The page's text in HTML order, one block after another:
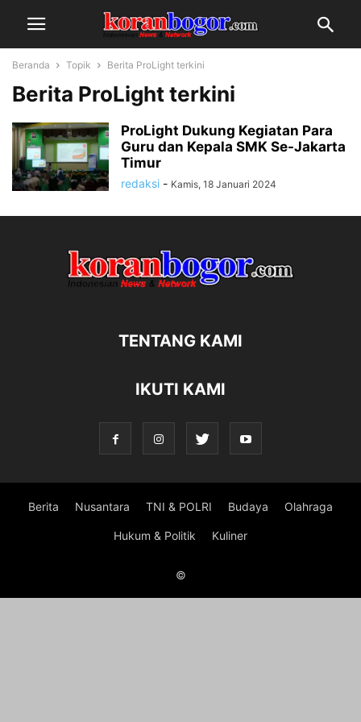
Beranda Topik Berita ProLight terkini
Berita ProLight terkini
ProLight Dukung Kegiatan Para
Guru dan Kepala SMK Se-Jakarta
Timur
redaksi - Kamis, 18 Januari 2024
TENTANG KAMI
IKUTI KAMI
Berita Nusantara TNI & POLRI Budaya Olahraga
Hukum & Politik Kuliner
©